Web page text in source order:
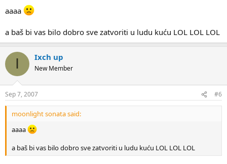
aaaa
a baš bi vas bilo dobro sve zatvoriti u ludu kuću LOL LOL LOL
I Ixch up
New Member
Sep 7, 2007 #6
moonlight sonata said:
aaaa
a baš bi vas bilo dobro sve zatvoriti u ludu kuću LOL LOL LOL